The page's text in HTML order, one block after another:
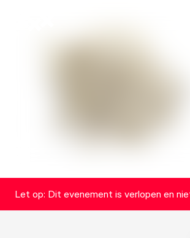
Let op: Dit evenement is verlopen en